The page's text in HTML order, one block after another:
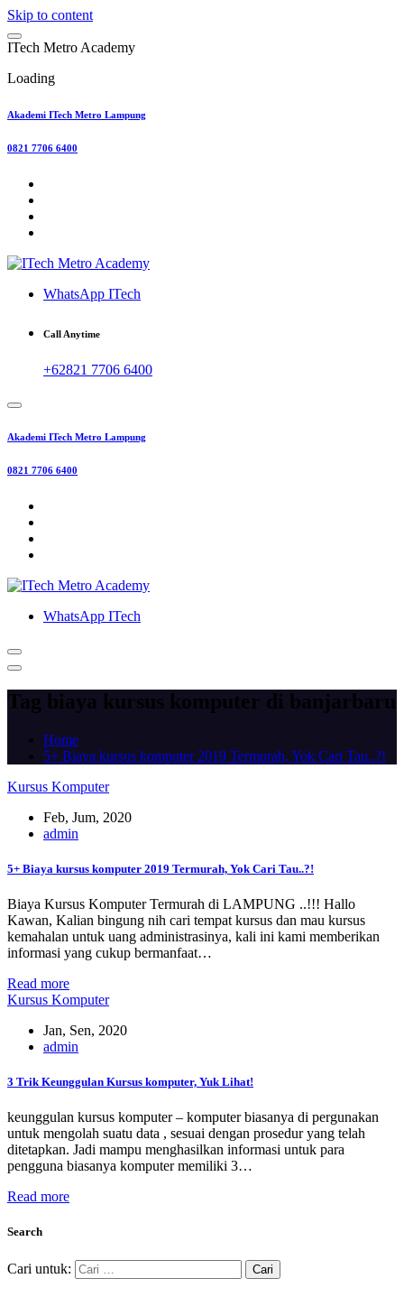
Skip to content
ITech Metro Academy
Loading
Akademi ITech Metro Lampung
0821 7706 6400
WhatsApp ITech
Call Anytime
+62821 7706 6400
Akademi ITech Metro Lampung
0821 7706 6400
WhatsApp ITech
Tag biaya kursus komputer di banjarbaru
Home
5+ Biaya kursus komputer 2019 Termurah, Yok Cari Tau..?!
Kursus Komputer
Feb, Jum, 2020
admin
5+ Biaya kursus komputer 2019 Termurah, Yok Cari Tau..?!
Biaya Kursus Komputer Termurah di LAMPUNG ..!!! Hallo
Kawan, Kalian bingung nih cari tempat kursus dan mau kursus
kemahalan untuk uang administrasinya, kali ini kami memberikan
informasi yang cukup bermanfaat…
Read more
Kursus Komputer
Jan, Sen, 2020
admin
3 Trik Keunggulan Kursus komputer, Yuk Lihat!
keunggulan kursus komputer – komputer biasanya di pergunakan
untuk mengolah suatu data , sesuai dengan prosedur yang telah
ditetapkan. Jadi mampu menghasilkan informasi untuk para
pengguna biasanya komputer memiliki 3…
Read more
Search
Cari untuk: